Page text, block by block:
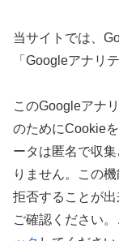
当サイトでは、
「Googleアナリ
このGoogleアナ
のためにCookie
ータは匿名で収
りません。この
拒否することが
ご確認ください。